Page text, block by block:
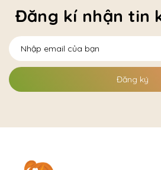
Đăng kí nhận tin
Đăng ký